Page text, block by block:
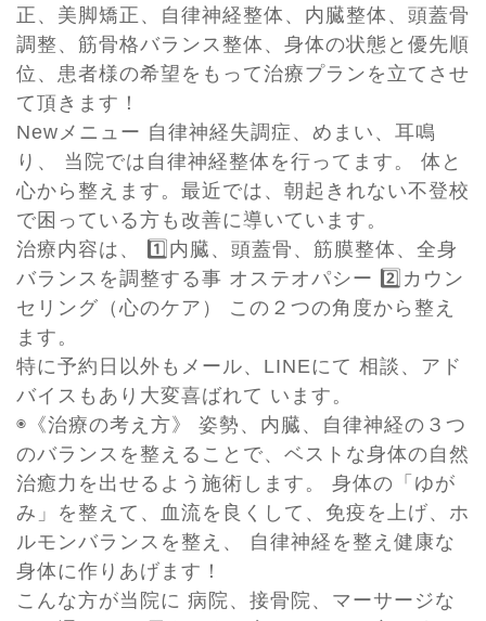
正、美脚矯正、自律神経整体、内臓整体、頭蓋骨
調整、筋骨格バランス整体、身体の状態と優先順
位、患者様の希望をもって治療プランを立てさせ
て頂きます！
Newメニュー 自律神経失調症、めまい、耳鳴
り、 当院では自律神経整体を行ってます。 体と
心から整えます。最近では、朝起きれない不登校
で困っている方も改善に導いています。
治療内容は、 1️⃣内臓、頭蓋骨、筋膜整体、全身
バランスを調整する事 オステオパシー 2️⃣カウン
セリング（心のケア） この２つの角度から整え
ます。
特に予約日以外もメール、LINEにて 相談、アド
バイスもあり大変喜ばれて います。
◉《治療の考え方》 姿勢、内臓、自律神経の３つ
のバランスを整えることで、ベストな身体の自然
治癒力を出せるよう施術します。 身体の「ゆが
み」を整えて、血流を良くして、免疫を上げ、ホ
ルモンバランスを整え、 自律神経を整え健康な
身体に作りあげます！
こんな方が当院に 病院、接骨院、マーサージな